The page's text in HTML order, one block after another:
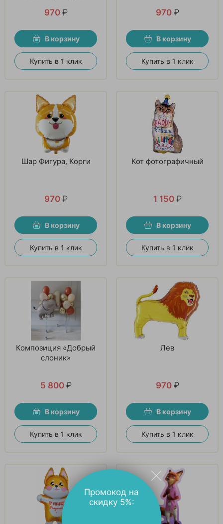
970 ₽
В корзину
Купить в 1 клик
970 ₽
В корзину
Купить в 1 клик
Шар Фигура, Корги
970 ₽
В корзину
Купить в 1 клик
Кот фотографичный
1 150 ₽
В корзину
Купить в 1 клик
Композиция «Добрый
слоник»
5 800 ₽
В корзину
Купить в 1 клик
Лев
970 ₽
В корзину
Купить в 1 клик
Промокод на
скидку 5%: